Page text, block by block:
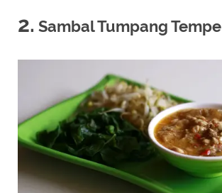
2. Sambal Tumpang Tempe